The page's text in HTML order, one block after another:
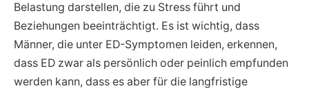
Belastung darstellen, die zu Stress führt und
Beziehungen beeinträchtigt. Es ist wichtig, dass
Männer, die unter ED-Symptomen leiden, erkennen,
dass ED zwar als persönlich oder peinlich empfunden
werden kann, dass es aber für die langfristige